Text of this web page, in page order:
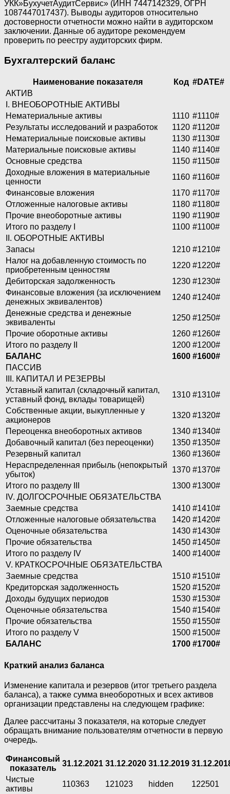
УКК»БухучетАудитСервис» (ИНН 7447142329, ОГРН
1087447017437). Выводы аудиторов относительно
достоверности отчетности можно найти в аудиторском
заключении. Данные об аудиторе рекомендуем
проверить по реестру аудиторских фирм.
Бухгалтерский баланс
Наименование показателя Код #DATE#
АКТИВ
I. ВНЕОБОРОТНЫЕ АКТИВЫ
Нематериальные активы
1110 #1110#
Результаты исследований и разработок
1120 #1120#
Нематериальные поисковые активы
1130 #1130#
Материальные поисковые активы
1140 #1140#
Основные средства
1150 #1150#
Доходные вложения в материальные
ценности
1160 #1160#
Финансовые вложения
1170 #1170#
Отложенные налоговые активы
1180 #1180#
Прочие внеоборотные активы
1190 #1190#
Итого по разделу I
1100 #1100#
II. ОБОРОТНЫЕ АКТИВЫ
Запасы
1210 #1210#
Налог на добавленную стоимость по
приобретенным ценностям
1220 #1220#
Дебиторская задолженность
1230 #1230#
Финансовые вложения (за исключением
денежных эквивалентов)
1240 #1240#
Денежные средства и денежные
эквиваленты
1250 #1250#
Прочие оборотные активы
1260 #1260#
Итого по разделу II
1200 #1200#
БАЛАНС
1600 #1600#
ПАССИВ
III. КАПИТАЛ И РЕЗЕРВЫ
Уставный капитал (складочный капитал,
уставный фонд, вклады товарищей)
1310 #1310#
Собственные акции, выкупленные у
акционеров
1320 #1320#
Переоценка внеоборотных активов
1340 #1340#
Добавочный капитал (без переоценки)
1350 #1350#
Резервный капитал
1360 #1360#
Нераспределенная прибыль (непокрытый
убыток)
1370 #1370#
Итого по разделу III
1300 #1300#
IV. ДОЛГОСРОЧНЫЕ ОБЯЗАТЕЛЬСТВА
Заемные средства
1410 #1410#
Отложенные налоговые обязательства
1420 #1420#
Оценочные обязательства
1430 #1430#
Прочие обязательства
1450 #1450#
Итого по разделу IV
1400 #1400#
V. КРАТКОСРОЧНЫЕ ОБЯЗАТЕЛЬСТВА
Заемные средства
1510 #1510#
Кредиторская задолженность
1520 #1520#
Доходы будущих периодов
1530 #1530#
Оценочные обязательства
1540 #1540#
Прочие обязательства
1550 #1550#
Итого по разделу V
1500 #1500#
БАЛАНС
1700 #1700#
Краткий анализ баланса
Изменение капитала и резервов (итог третьего раздела
баланса), а также сумма внеоборотных и всех активов
организации представлены на следующем графике:
Далее рассчитаны 3 показателя, на которые следует
обращать внимание пользователям отчетности в первую
очередь.
Финансовый
показатель
31.12.2021 31.12.2020 31.12.2019
Чистые
активы
110363 121023 hidden
122501